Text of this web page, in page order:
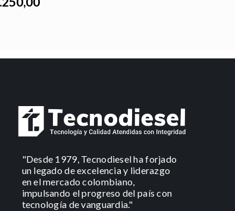
"Desde 1979, Tecnodiesel ha forjado
un legado de excelencia y liderazgo
en el mercado colombiano,
impulsando el progreso del país con
tecnología de vanguardia."